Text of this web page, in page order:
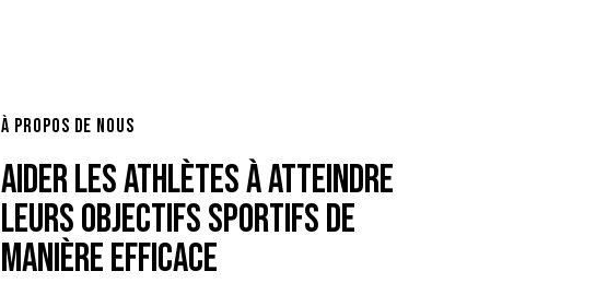
À PROPOS DE NOUS
AIDER LES ATHLÈTES À ATTEINDRE
LEURS OBJECTIFS SPORTIFS DE
MANIÈRE EFFICACE